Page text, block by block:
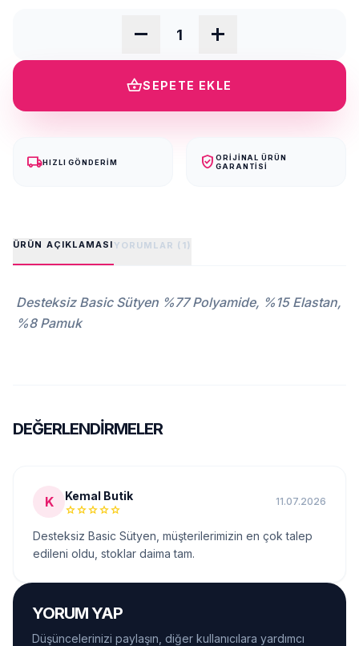
remove add
shopping_basketSEPETE EKLE
local_shippingHIZLI GÖNDERIM verified_user ORIJINAL ÜRÜN
GARANTISI
ÜRÜN AÇIKLAMASIYORUMLAR (1)
​Desteksiz Basic Sütyen %77 Polyamide, %15 Elastan,
%8 Pamuk
DEĞERLENDIRMELER
K Kemal Butik
starstarstarstarstar
11.07.2026
Desteksiz Basic Sütyen, müşterilerimizin en çok talep
edileni oldu, stoklar daima tam.
YORUM YAP
Düşüncelerinizi paylaşın, diğer kullanıcılara yardımcı